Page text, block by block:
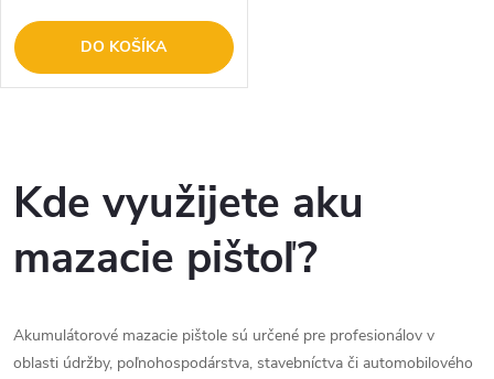
DO KOŠÍKA
v
l
á
d
Kde využijete aku
mazacie pištoľ?
Akumulátorové mazacie pištole sú určené pre profesionálov v
oblasti údržby, poľnohospodárstva, stavebníctva či automobilového